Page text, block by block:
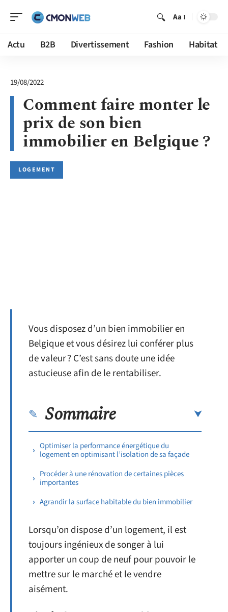
Aa
Actu B2B Divertissement Fashion Habitat
19/08/2022
Comment faire monter le
prix de son bien
immobilier en Belgique ?
LOGEMENT
Vous disposez d’un bien immobilier en
Belgique et vous désirez lui conférer plus
de valeur ? C’est sans doute une idée
astucieuse afin de le rentabiliser.
Sommaire
Optimiser la performance énergétique du
logement en optimisant l’isolation de sa façade
Procéder à une rénovation de certaines pièces
importantes
Agrandir la surface habitable du bien immobilier
Lorsqu’on dispose d’un logement, il est
toujours ingénieux de songer à lui
apporter un coup de neuf pour pouvoir le
mettre sur le marché et le vendre
aisément.